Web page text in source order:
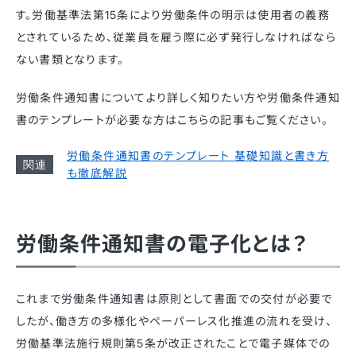
す。労働基準法第15条により労働条件の明示は使用者の義務
とされているため、従業員を雇う際に必ず発行しなければなら
ない書類となります。
労働条件通知書についてより詳しく知りたい方や労働条件通知
書のテンプレートが必要な方はこちらの記事もご覧ください。
労働条件通知書のテンプレート 基礎知識と書き方
も徹底解説
労働条件通知書の電子化とは？
これまで労働条件通知書は原則として書面での交付が必要で
したが、働き方の多様化やペーパーレス化推進の流れを受け、
労働基準法施行規則第5条が改正されたことで電子媒体での